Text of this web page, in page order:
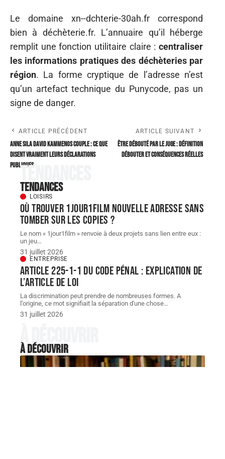
Le domaine xn--dchterie-30ah.fr correspond
bien à déchèterie.fr. L’annuaire qu’il héberge
remplit une fonction utilitaire claire : centraliser
les informations pratiques des déchèteries par
région. La forme cryptique de l’adresse n’est
qu’un artefact technique du Punycode, pas un
signe de danger.
ARTICLE PRÉCÉDENT
Anne Sila David Kammenos Couple : ce que
disent vraiment leurs déclarations
publiques
ARTICLE SUIVANT
Être débouté par le juge : Définition
débouter et conséquences réelles
Tendances
Tendances
LOISIRS
Où trouver 1jour1film nouvelle adresse sans
tomber sur les copies ?
Le nom « 1jour1film » renvoie à deux projets sans lien entre eux :
un jeu…
31 juillet 2026
ENTREPRISE
Article 225-1-1 du Code pénal : explication de
l’article de loi
La discrimination peut prendre de nombreuses formes. A
l'origine, ce mot signifiait la séparation d'une chose…
31 juillet 2026
À découvrir
À découvrir